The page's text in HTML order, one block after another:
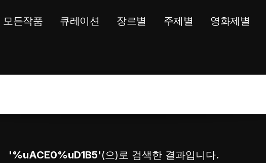
모든작품 큐레이션 장르별 주제별 영화제별
'%uACE0%uD1B5'(으)로 검색한 결과입니다.